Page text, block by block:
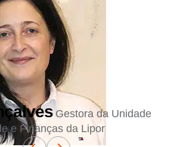
Gestora da Unidade
e Finanças da Lipor